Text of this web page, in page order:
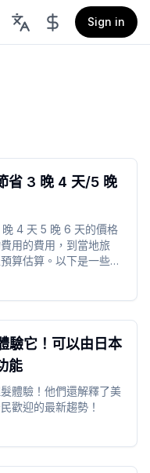
Sign in
省 3 晚 4 天/5 晚
4 天 5 晚 6 天的價格
用的費用，到當地旅
算估算。以下是一些前
享受奢華。
驗它！可以由日本
能
體驗！他們還解釋了美
歡迎的最新趨勢！